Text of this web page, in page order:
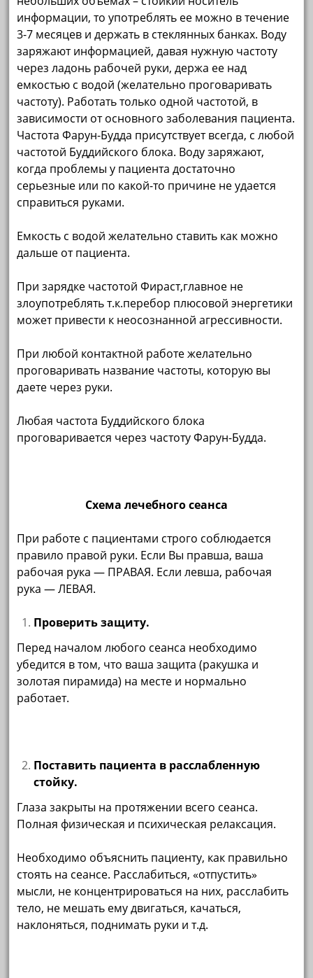
информации, то употреблять ее можно в течение
3-7 месяцев и держать в стеклянных банках. Воду
заряжают информацией, давая нужную частоту
через ладонь рабочей руки, держа ее над
емкостью с водой (желательно проговаривать
частоту). Работать только одной частотой, в
зависимости от основного заболевания пациента.
Частота Фарун-Будда присутствует всегда, с любой
частотой Буддийского блока. Воду заряжают,
когда проблемы у пациента достаточно
серьезные или по какой-то причине не удается
справиться руками.
Емкость с водой желательно ставить как можно
дальше от пациента.
При зарядке частотой Фираст,главное не
злоупотреблять т.к.перебор плюсовой энергетики
может привести к неосознанной агрессивности.
При любой контактной работе желательно
проговаривать название частоты, которую вы
даете через руки.
Любая частота Буддийского блока
проговаривается через частоту Фарун-Будда.
Схема лечебного сеанса
При работе с пациентами строго соблюдается
правило правой руки. Если Вы правша, ваша
рабочая рука — ПРАВАЯ. Если левша, рабочая
рука — ЛЕВАЯ.
Проверить защиту.
Перед началом любого сеанса необходимо
убедится в том, что ваша защита (ракушка и
золотая пирамида) на месте и нормально
работает.
Поставить пациента в расслабленную
стойку.
Глаза закрыты на протяжении всего сеанса.
Полная физическая и психическая релаксация.
Необходимо объяснить пациенту, как правильно
стоять на сеансе. Расслабиться, «отпустить»
мысли, не концентрироваться на них, расслабить
тело, не мешать ему двигаться, качаться,
наклоняться, поднимать руки и т.д.